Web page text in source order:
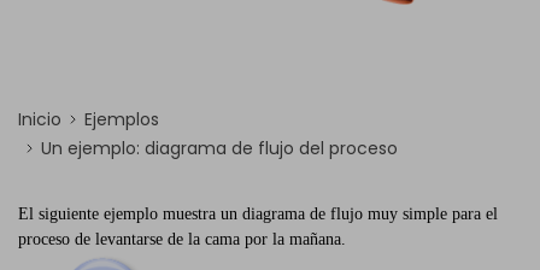
Inicio
Ejemplos
Un ejemplo: diagrama de flujo del proceso
El siguiente ejemplo muestra un diagrama de flujo muy simple para el
proceso de levantarse de la cama por la mañana.